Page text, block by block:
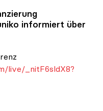
informiert über
live/_nitF6sldX8?